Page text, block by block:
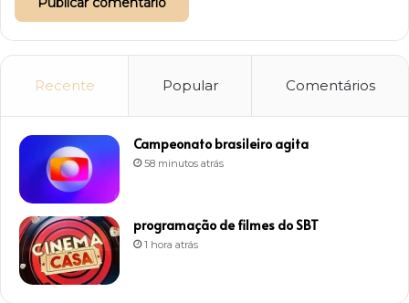
Recente Popular Comentários
Campeonato brasileiro agita
58 minutos atrás
programação de filmes do SBT
1 hora atrás